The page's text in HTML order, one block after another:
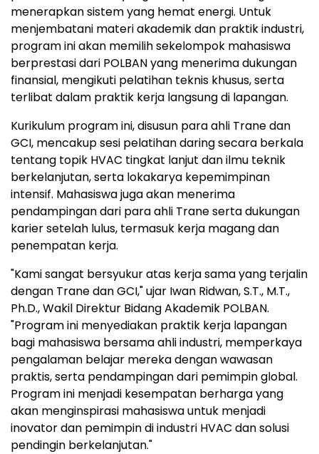
menerapkan sistem yang hemat energi. Untuk
menjembatani materi akademik dan praktik industri,
program ini akan memilih sekelompok mahasiswa
berprestasi dari POLBAN yang menerima dukungan
finansial, mengikuti pelatihan teknis khusus, serta
terlibat dalam praktik kerja langsung di lapangan.
Kurikulum program ini, disusun para ahli Trane dan
GCI, mencakup sesi pelatihan daring secara berkala
tentang topik HVAC tingkat lanjut dan ilmu teknik
berkelanjutan, serta lokakarya kepemimpinan
intensif. Mahasiswa juga akan menerima
pendampingan dari para ahli Trane serta dukungan
karier setelah lulus, termasuk kerja magang dan
penempatan kerja.
"Kami sangat bersyukur atas kerja sama yang terjalin
dengan Trane dan GCI," ujar Iwan Ridwan, S.T., M.T.,
Ph.D., Wakil Direktur Bidang Akademik POLBAN.
"Program ini menyediakan praktik kerja lapangan
bagi mahasiswa bersama ahli industri, memperkaya
pengalaman belajar mereka dengan wawasan
praktis, serta pendampingan dari pemimpin global.
Program ini menjadi kesempatan berharga yang
akan menginspirasi mahasiswa untuk menjadi
inovator dan pemimpin di industri HVAC dan solusi
pendingin berkelanjutan."